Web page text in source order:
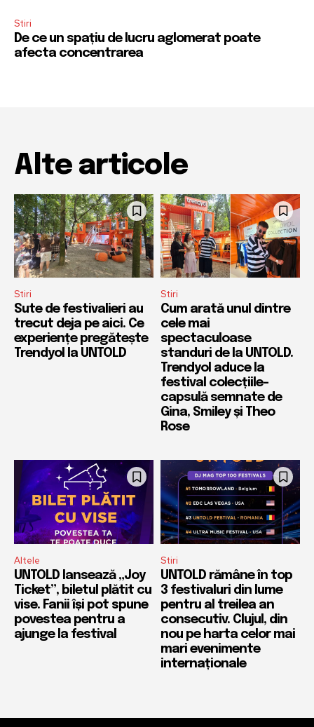
Stiri
De ce un spațiu de lucru aglomerat poate
afecta concentrarea
Alte articole
Stiri
Sute de festivalieri au
trecut deja pe aici. Ce
experiențe pregătește
Trendyol la UNTOLD
Stiri
Cum arată unul dintre
cele mai
spectaculoase
standuri de la UNTOLD.
Trendyol aduce la
festival colecțiile-
capsulă semnate de
Gina, Smiley și Theo
Rose
Altele
UNTOLD lansează „Joy
Ticket”, biletul plătit cu
vise. Fanii își pot spune
povestea pentru a
ajunge la festival
Stiri
UNTOLD rămâne în top
3 festivaluri din lume
pentru al treilea an
consecutiv. Clujul, din
nou pe harta celor mai
mari evenimente
internaționale